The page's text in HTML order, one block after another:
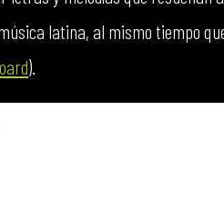
latina, al mismo tiempo
).